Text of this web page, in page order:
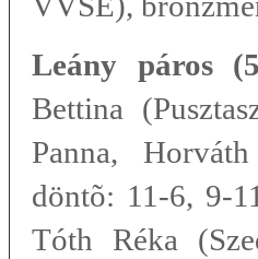
Leány páros
Bettina
Panna,
döntõ: 11-6, 9-
Tóth Réka